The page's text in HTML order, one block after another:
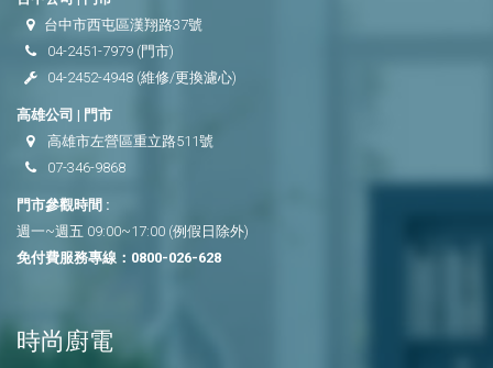
台中市西屯區漢翔路37號
04-2451-7979 (門市)
04-2452-4948 (維修/更換濾心)
高雄公司 | 門市
高雄市左營區重立路511號
07-346-9868
門市參觀時間 :
週一~週五 09:00~17:00 (例假日除外)
免付費服務專線： 0800-026-628
時尚廚電